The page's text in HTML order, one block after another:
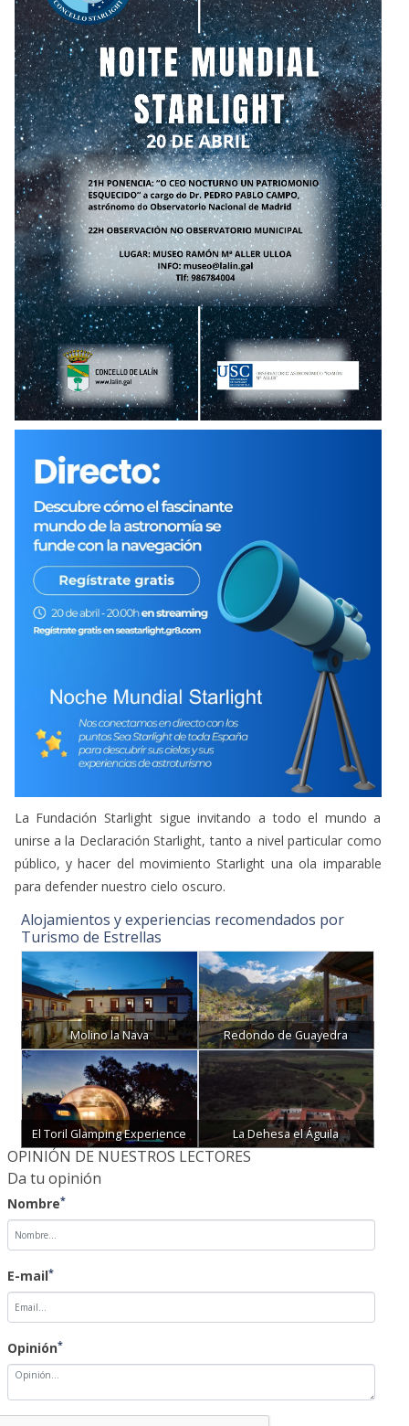
La Fundación Starlight sigue invitando a todo el mundo a
unirse a la Declaración Starlight, tanto a nivel particular como
público, y hacer del movimiento Starlight una ola imparable
para defender nuestro cielo oscuro.
Alojamientos y experiencias recomendados por
Turismo de Estrellas
Molino la Nava Redondo de Guayedra
El Toril Glamping Experience La Dehesa el Águila
OPINIÓN DE NUESTROS LECTORES
Da tu opinión
Nombre*
E-mail*
Opinión*